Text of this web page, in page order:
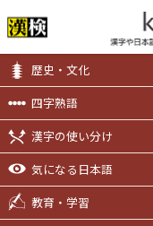
歴史・文化
四字熟語
漢字の使い分け
気になる日本語
教育・学習